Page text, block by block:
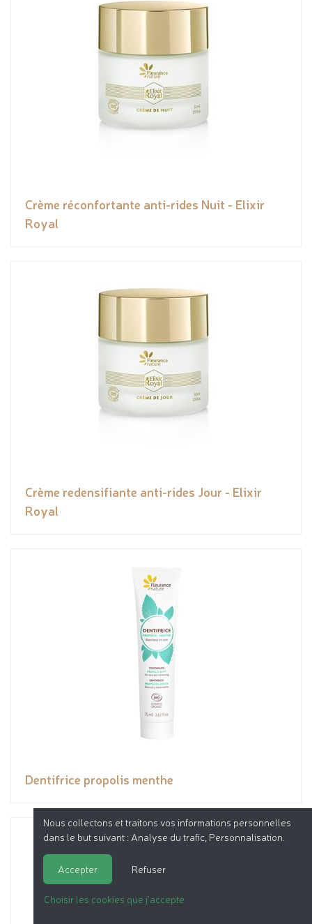
Crème réconfortante anti-rides Nuit - Elixir
Royal
Crème redensifiante anti-rides Jour - Elixir
Royal
Dentifrice propolis menthe
Nous collectons et traitons vos informations personnelles
dans le but suivant : Analyse du trafic, Personnalisation
Accepter Refuser
Choisir les cookies que j'accepte